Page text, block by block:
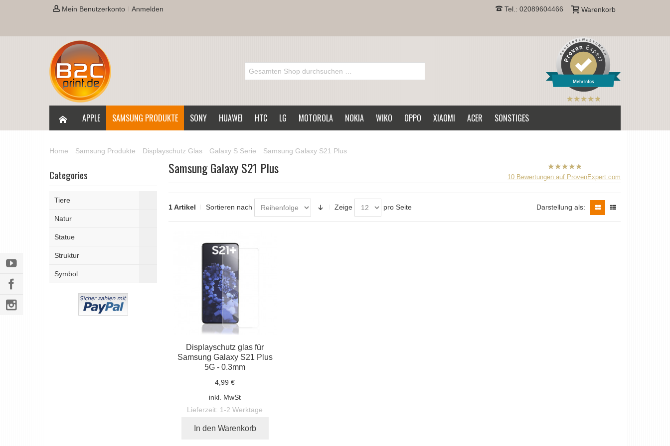
Mein Benutzerkonto Anmelden Warenkorb
Tel.: 02089604466
Mehr Infos
B2CPrint
Sternen |
APPLE SAMSUNG PRODUKTE SONY HUAWEI HTC LG MOTOROLA NOKIA WIKO OPPO XIAOMI ACER SONSTIGES
Home Samsung Produkte Displayschutz Glas Galaxy S Serie Samsung Galaxy S21 Plus
B2CPrint
hat5von
5
10 Bewertungen auf ProvenExpert.com
Samsung Galaxy S21 Plus
1 Artikel Sortieren nach Zeige pro Seite Darstellung als:
Displayschutz glas für
Samsung Galaxy S21 Plus
5G - 0.3mm
4,99 €
inkl. MwSt
Lieferzeit: 1-2 Werktage
In den Warenkorb
Categories
Tiere
Natur
Statue
Struktur
Symbol